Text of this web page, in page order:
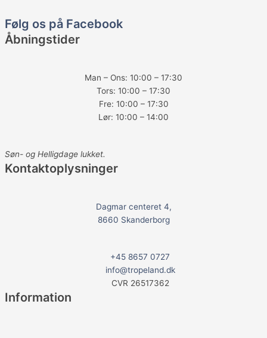
a
o
o
Følg os på Facebook
Åbningstider
Man – Ons: 10:00 – 17:30
Tors: 10:00 – 17:30
Fre: 10:00 – 17:30
Lør: 10:00 – 14:00
Søn- og Helligdage lukket.
Kontaktoplysninger
Dagmar centeret 4,
8660 Skanderborg
+45 8657 0727
info@tropeland.dk
CVR 26517362
Information